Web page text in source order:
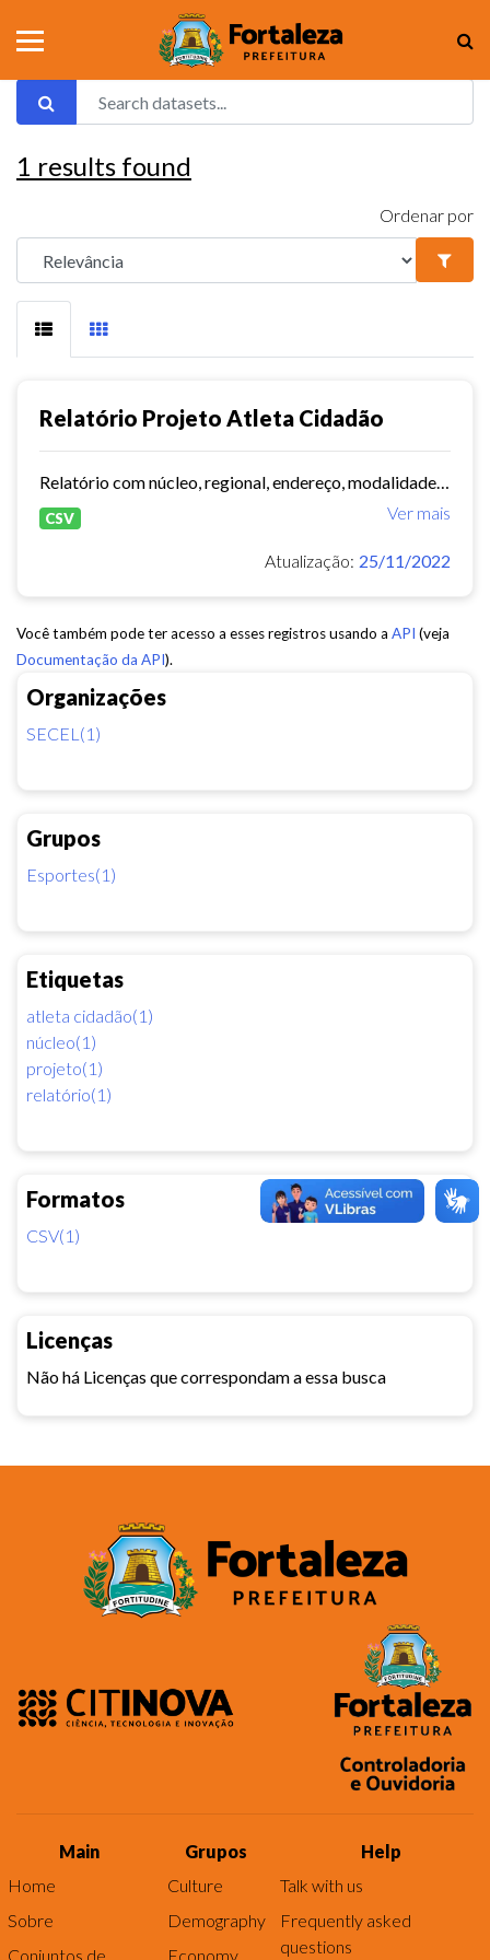
Organizações
SECEL(1)
Grupos
Esportes(1)
Etiquetas
atleta cidadão(1)
núcleo(1)
projeto(1)
relatório(1)
Formatos
CSV(1)
Licenças
Não há Licenças que correspondam a essa busca
1 results found
Ordenar por
Relatório Projeto Atleta Cidadão
Ver mais
CSV
Atualização: 25/11/2022
Você também pode ter acesso a esses registros usando a API (veja
Documentação da API).
Main
Home
Sobre
Conjuntos de
Grupos
Culture
Demography
Economy
Help
Talk with us
Frequently asked
questions